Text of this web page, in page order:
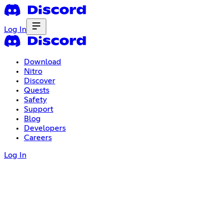
Log In
Download
Nitro
Discover
Quests
Safety
Support
Blog
Developers
Careers
Log In